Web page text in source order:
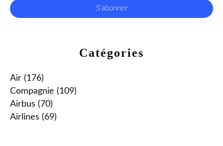
Catégories
Air (176)
Compagnie (109)
Airbus (70)
Airlines (69)